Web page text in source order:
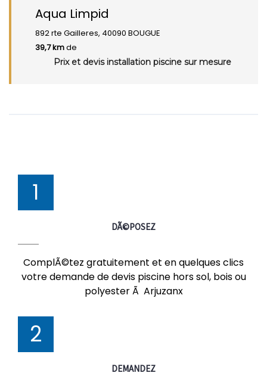
Aqua Limpid
892 rte Gailleres, 40090 BOUGUE
39,7 kmde
Prix et devis installation piscine sur mesure
1
DÃ©POSEZ
ComplÃ©tez gratuitement et en quelques clics
votre demande de devis piscine hors sol, bois ou
polyester Ã Arjuzanx
2
DEMANDEZ